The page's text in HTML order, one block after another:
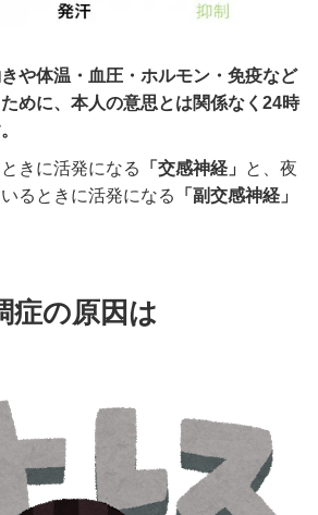
や体温・血圧・ホルモン・免疫など
めに、本人の意思とは関係なく24時
きに活発になる 「交感神経」 と、夜
るときに活発になる
「副交感神経」
症の原因は